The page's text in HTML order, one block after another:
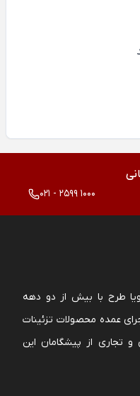
021 - 2599 1000
طرح با بیش از دو دهه
عمده محصولات تزئینات
تجاری از پیشگامان این